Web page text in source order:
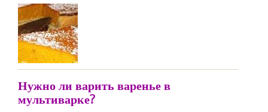
Нужно ли варить варенье в
мультиварке?